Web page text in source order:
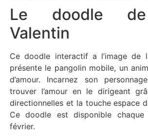
Le doodle
Valentin
Ce doodle interactif a l’image de
présente le pangolin mobile, un
d’amour. Incarnez son
trouver l’amour en le dirigeant
directionnelles et la touche espace
Ce doodle est disponible chaque
février.